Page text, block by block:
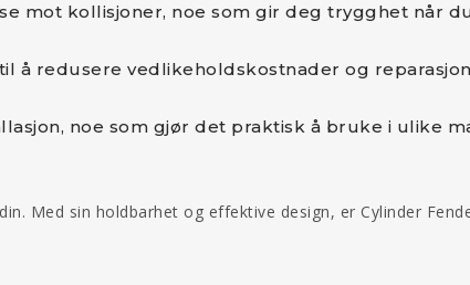
mot kollisjoner, noe som gir deg trygghet når
å redusere vedlikeholdskostnader og
noe som gjør det praktisk å bruke i ulike
Med sin holdbarhet og effektive design, er Cylinder